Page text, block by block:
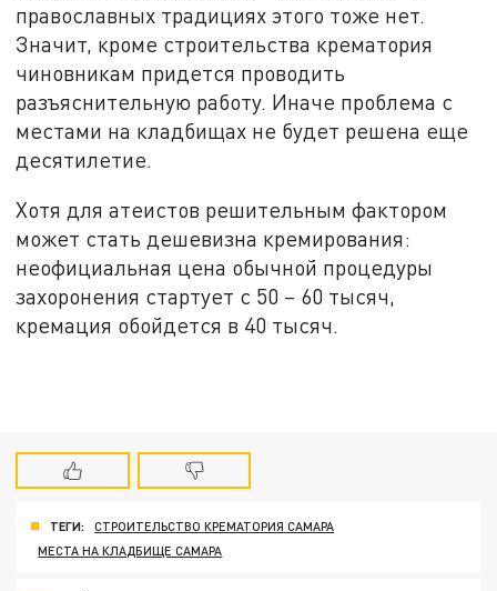
православных традициях этого тоже нет.
Значит, кроме строительства крематория
чиновникам придется проводить
разъяснительную работу. Иначе проблема с
местами на кладбищах не будет решена еще
десятилетие.
Хотя для атеистов решительным фактором
может стать дешевизна кремирования:
неофициальная цена обычной процедуры
захоронения стартует с 50 – 60 тысяч,
кремация обойдется в 40 тысяч.
ТЕГИ:
СТРОИТЕЛЬСТВО КРЕМАТОРИЯ САМАРА
МЕСТА НА КЛАДБИЩЕ САМАРА